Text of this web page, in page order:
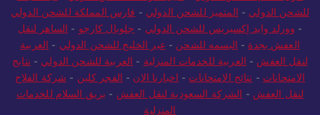
حول العالم للشحن الدولي- دليل شركات الشحن الدولي - نجمة جدة
للشحن الدولي - المتميز للشحن الدولي - فارس المملكة للشحن الدولي
-وورلد وايد إكسبريس للشحن الدولي-جلوبال كارجو- الساهر لنقل
العفش بجدة -البسمه للشحن - عبر الخليج للشحن الدولي -
العربية
لنقل العفش-العربية للخدمات المنزلية- العربية للشحن الدولي -نتايج
الامتحانات- نتائج الامتحانات - اخبارنا الان-الفجر كلين-شركة الفلاح
الشركة السعودية لنقل العفش